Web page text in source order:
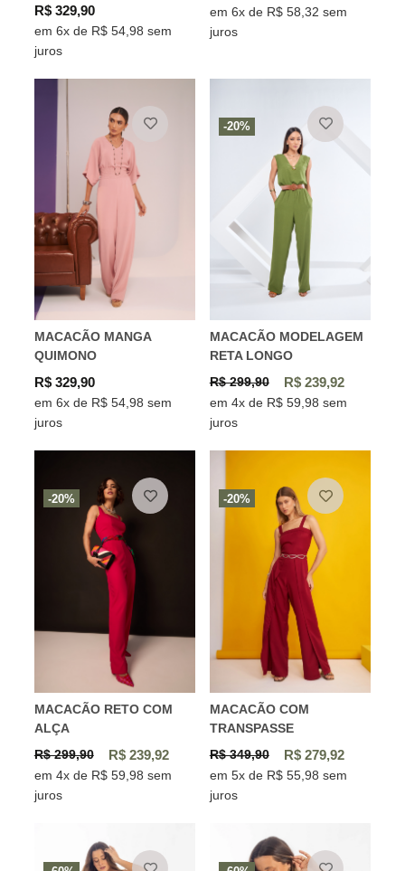
R$ 329,90
em 6x de R$ 54,98 sem
juros
em 6x de R$ 58,32 sem
juros
MACACÃO MANGA
QUIMONO
R$ 329,90
em 6x de R$ 54,98 sem
juros
-20%
MACACÃO MODELAGEM
RETA LONGO
R$ 299,90
R$ 239,92
em 4x de R$ 59,98 sem
juros
-20%
MACACÃO RETO COM
ALÇA
R$ 299,90
R$ 239,92
em 4x de R$ 59,98 sem
juros
-20%
MACACÃO COM
TRANSPASSE
R$ 349,90
R$ 279,92
em 5x de R$ 55,98 sem
juros